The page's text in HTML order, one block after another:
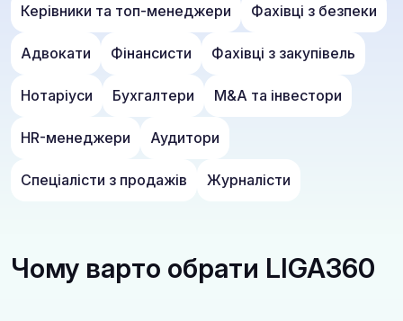
Керівники та топ-менеджери Фахівці з безпеки
Адвокати Фінансисти Фахівці з закупівель
Нотаріуси Бухгалтери M&A та інвестори
HR-менеджери Аудитори
Спеціалісти з продажів Журналісти
Чому варто обрати LIGA360